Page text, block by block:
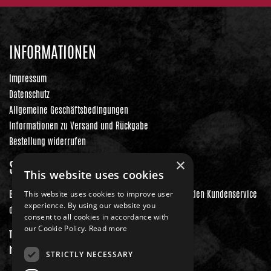
INFORMATIONEN
Impressum
Datenschutz
Allgemeine Geschäftsbedingungen
Informationen zu Versand und Rückgabe
Bestellung widerrufen
SERVICE
Bei Fragen zu deiner Bestellung wende dich bitte an den Kundenservice
der tickettoaster GmbH unter:
Tel.: +49 561 350 296 28 - 0
hallo@tickettoaster.de
×
This website uses cookies
This website uses cookies to improve user
experience. By using our website you
consent to all cookies in accordance with
our Cookie Policy. Read more
STRICTLY NECESSARY